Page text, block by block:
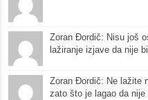
Zoran Đordič: Nisu još
lažiranje izjave da nije
Zoran Đordič: Ne lažite
zato što je lagao da nije